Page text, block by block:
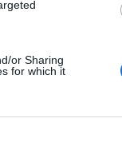
or Sharing
for which it